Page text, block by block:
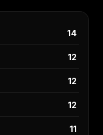
14
12
12
12
11